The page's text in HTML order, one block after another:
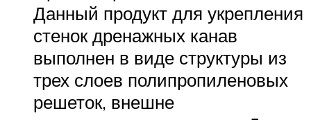
Данный продукт для укрепления
стенок дренажных канав
выполнен в виде структуры из
трех слоев полипропиленовых
решеток, внешне